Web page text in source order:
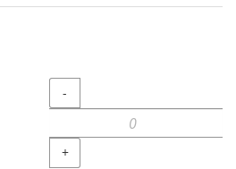
Menge
-
+